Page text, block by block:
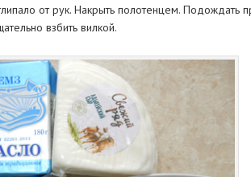
от рук. Накрыть полотенцем. Подождать
взбить вилкой.